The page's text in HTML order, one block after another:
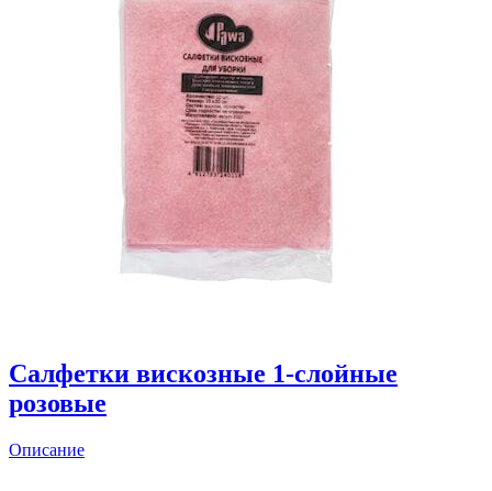
Салфетки вискозные 1-слойные
розовые
Описание